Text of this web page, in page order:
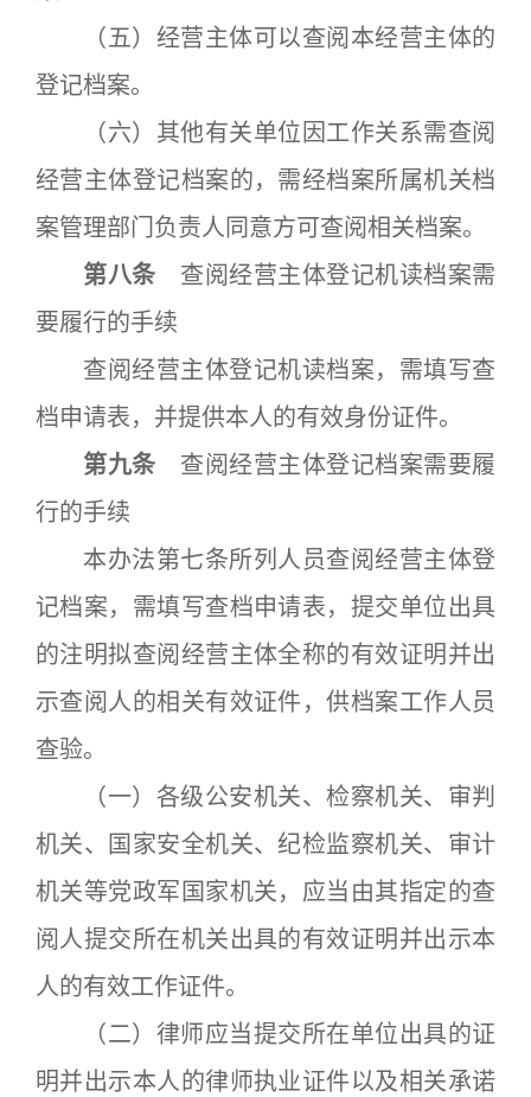
（五）经营主体可以查阅本经营主体的
登记档案。
（六）其他有关单位因工作关系需查阅
经营主体登记档案的，需经档案所属机关档
案管理部门负责人同意方可查阅相关档案。
第八条 查阅经营主体登记机读档案需
要履行的手续
查阅经营主体登记机读档案，需填写查
档申请表，并提供本人的有效身份证件。
第九条 查阅经营主体登记档案需要履
行的手续
本办法第七条所列人员查阅经营主体登
记档案，需填写查档申请表，提交单位出具
的注明拟查阅经营主体全称的有效证明并出
示查阅人的相关有效证件，供档案工作人员
查验。
（一）各级公安机关、检察机关、审判
机关、国家安全机关、纪检监察机关、审计
机关等党政军国家机关，应当由其指定的查
阅人提交所在机关出具的有效证明并出示本
人的有效工作证件。
（二）律师应当提交所在单位出具的证
明并出示本人的律师执业证件以及相关承诺